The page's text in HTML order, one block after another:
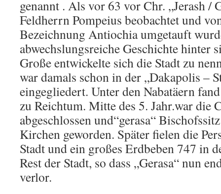
genannt . Als vor 63 vor Chr. „Jerash /
Feldherrn Pompeius beobachtet und
Bezeichnung Antiochia umgetauft
abwechslungsreiche Geschichte hinter
Große entwickelte sich die Stadt zu
war damals schon in der „Dakapolis –
eingegliedert. Unter den Nabatäern
zu Reichtum. Mitte des 5. Jahr.war die
abgeschlossen und“gerasa“
Kirchen geworden. Später fielen die
Stadt und ein großes Erdbeben 747 in
Rest der Stadt, so dass „Gerasa“ nun
verlor.